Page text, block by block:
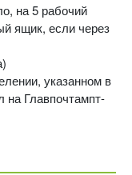
на 5 рабочий
ящик, если через
указанном в
на Главпочтампт-